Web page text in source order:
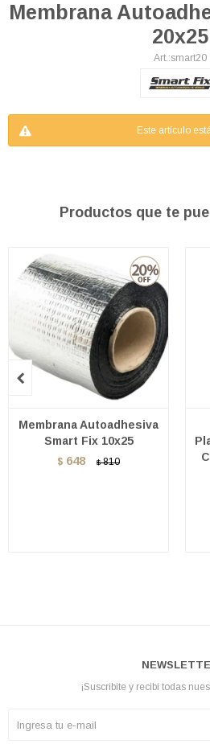
Membrana
20x25
smart20
Este artículo
Productos que te
Membrana Autoadhesiva
Smart Fix 10x25
$ 648 $ 810

¡Suscribite y recibí todas